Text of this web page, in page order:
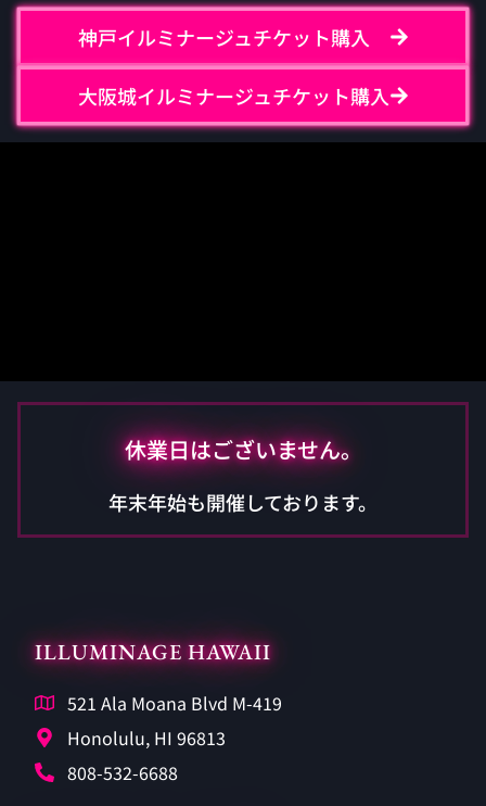
神戸イルミナージュチケット購入
大阪城イルミナージュチケット購入
休業日はございません。
年末年始も開催しております。
ILLUMINAGE HAWAII
521 Ala Moana Blvd M-419
Honolulu, HI 96813
808-532-6688